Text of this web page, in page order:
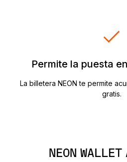
Permite la puesta
La billetera NEON te permite
gratis.
NEON